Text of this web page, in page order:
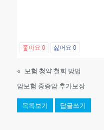
좋아요 0 싫어요 0
« 보험 청약 철회 방법
암보험 중증암 추가보장
목록보기 답글쓰기